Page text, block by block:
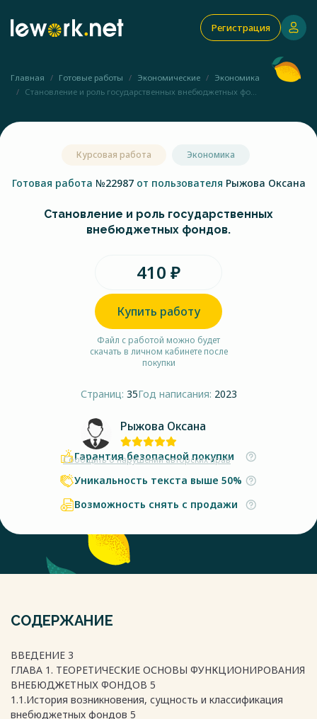
Регистрация
Главная Готовые работы Экономические
Экономика
Становление и роль государственных внебюджетных фо...
Курсовая работа Экономика
Готовая работа №22987 от пользователя Рыжова Оксана
Становление и роль государственных
внебюджетных фондов.
410 ₽
Купить работу
Файл с работой можно будет
скачать в личном кабинете после
покупки
Страниц: 35Год написания: 2023
Рыжова Оксана
Сообщить о нарушении авторских прав
Гарантия безопасной покупки
Уникальность текста выше 50%
Возможность снять с продажи
СОДЕРЖАНИЕ
ВВЕДЕНИЕ 3
ГЛАВА 1. ТЕОРЕТИЧЕСКИЕ ОСНОВЫ ФУНКЦИОНИРОВАНИЯ
ВНЕБЮДЖЕТНЫХ ФОНДОВ 5
1.1.История возникновения, сущность и классификация
внебюджетных фондов 5